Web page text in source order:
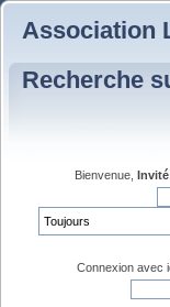
Association
Recherche
Bienvenue, Invité
Connexion avec